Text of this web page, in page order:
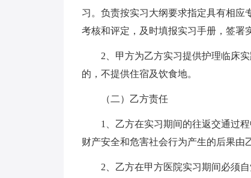
习。负责按实习大纲要求指定具有相应
考核和评定，及时填报实习手册，签署
2、甲方为乙方实习提供护理临床
的，不提供住宿及饮食地。
（二）乙方责任
1、乙方在实习期间的往返交通过
财产安全和危害社会行为产生的后果由
2、乙方在甲方医院实习期间必须